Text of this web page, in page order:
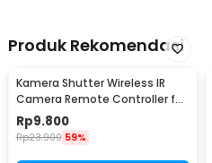
Produk Rekomendasi
Kamera Shutter Wireless IR
Camera Remote Controller for
Nikon Camera
Rp9.800
Rp23.900 59%